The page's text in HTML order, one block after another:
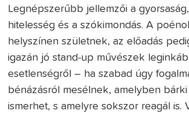
Legnépszerűbb jellemzői a
hitelesség és a szókimondás. A
helyszínen születnek, az előadás
igazán jó stand-up művészek
esetlenségről – ha szabad úgy
bénázásról mesélnek, amelyben bárki
ismerhet, s amelyre sokszor reagál is.